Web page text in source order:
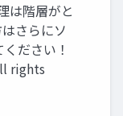
は階層がと
さらにソ
ださい！
rights